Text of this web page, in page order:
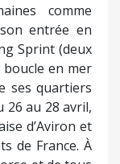
comme
entrée en
Sprint (deux
en mer
ses quartiers
26 au 28 avril,
d’Aviron et
de France. À